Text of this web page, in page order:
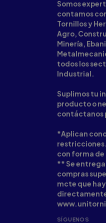
Somos
contamos
Tornillos y
Agro,
Minería,
todos los
Industrial.
Suplimos tu
producto o
contáctanos
*Aplican
restricciones.
con forma
** Se entrega
compras
mcte que
SÍGUENOS